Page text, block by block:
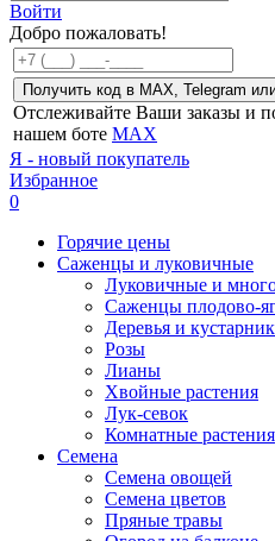
Войти
Добро пожаловать!
Получить код в MAX, Telegram
Отслеживайте Ваши заказы и
нашем боте MAX
Я - новый покупатель
Избранное
0
Горячие цены
Саженцы и луковичные
Луковичные и
Саженцы плодово-
Деревья и
Розы
Лианы
Хвойные растения
Лук-севок
Комнатные растения
Семена
Семена овощей
Семена цветов
Пряные травы